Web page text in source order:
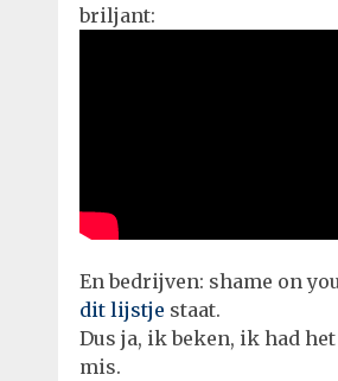
briljant:
En bedrijven: shame on
dit lijstje staat.
Dus ja, ik beken, ik had
mis.